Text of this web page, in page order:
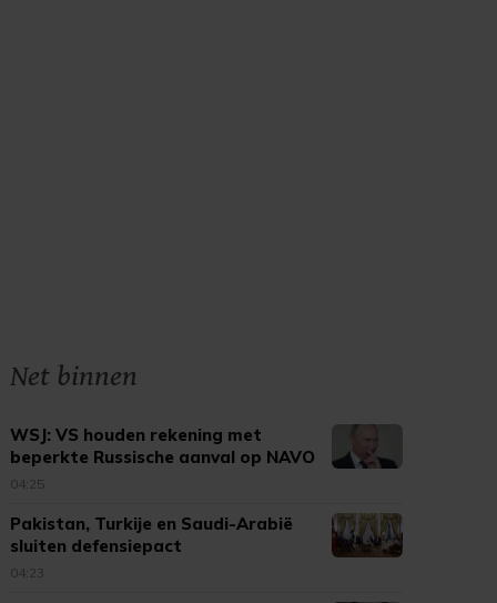
Net binnen
WSJ: VS houden rekening met
beperkte Russische aanval op NAVO
04:25
Pakistan, Turkije en Saudi-Arabië
sluiten defensiepact
04:23